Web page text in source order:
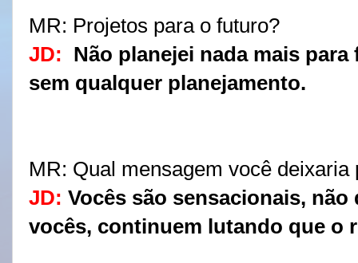
MR: Projetos para o futuro?
JD:
Não planejei nada mais
sem qualquer planejamento.
MR: Qual mensagem você
JD: Vocês são sensacionais,
vocês, continuem lutando que o